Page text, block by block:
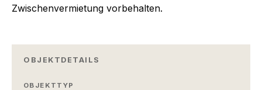
Zwischenvermietung vorbehalten.
OBJEKTDETAILS
OBJEKTTYP